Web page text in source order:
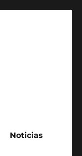
Noticias